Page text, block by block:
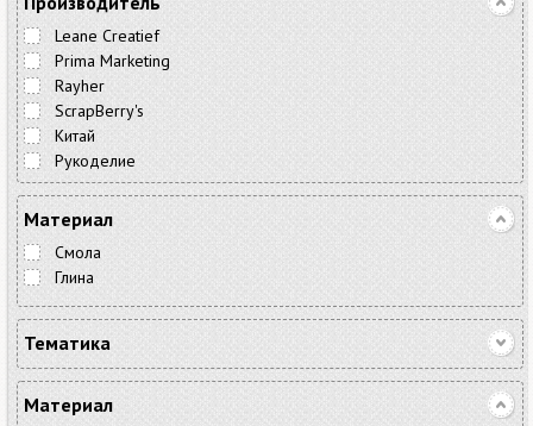
Leane Creatief
Prima Marketing
Rayher
ScrapBerry's
Китай
Рукоделие
Материал
Смола
Глина
Тематика
Винтаж
Детская
Материал